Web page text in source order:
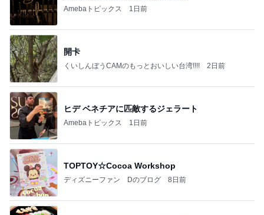
Amebaトピックス 1日前
開卡
くいしんぼうCAMのもっとおいしい台湾!!!! 2日前
ヒデ ベネチアに匹敵するジェラート
Amebaトピックス 1日前
TOPTOY☆Cocoa Workshop
ディズニーファン Dのブログ 8日前